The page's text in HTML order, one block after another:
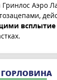
Аэро
всплытие